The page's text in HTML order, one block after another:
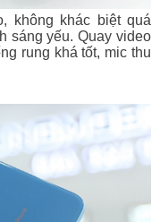
không khác biệt quá
sáng yếu. Quay video
rung khá tốt, mic thu